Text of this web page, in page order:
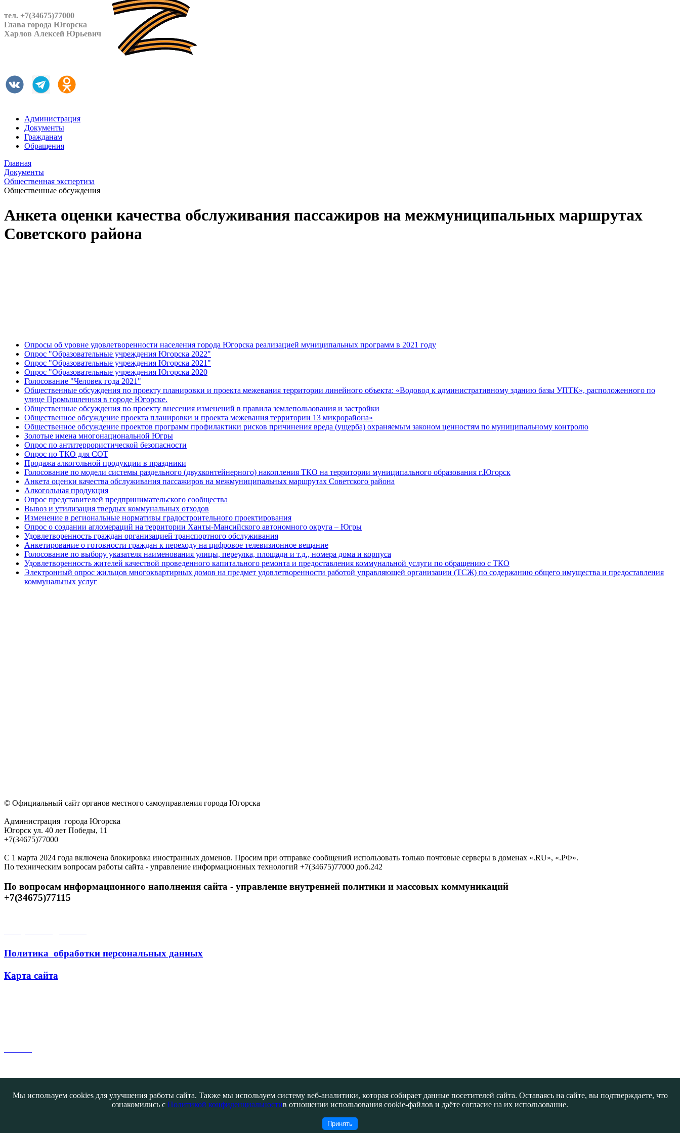
тел. +7(34675)77000
Глава города Югорска
Харлов Алексей Юрьевич
Администрация
Документы
Гражданам
Обращения
Главная
Документы
Общественная экспертиза
Общественные обсуждения
Анкета оценки качества обслуживания пассажиров на межмуниципальных маршрутах
Советского района
Опросы об уровне удовлетворенности населения города Югорска реализацией муниципальных программ в 2021 году
Опрос "Образовательные учреждения Югорска 2022"
Опрос "Образовательные учреждения Югорска 2021"
Опрос "Образовательные учреждения Югорска 2020
Голосование "Человек года 2021"
Общественные обсуждения по проекту планировки и проекта межевания территории линейного объекта: «Водовод к административному зданию базы УПТК», расположенного по
улице Промышленная в городе Югорске.
Общественные обсуждения по проекту внесения изменений в правила землепользования и застройки
Общественное обсуждение проекта планировки и проекта межевания территории 13 микрорайона»
Общественное обсуждение проектов программ профилактики рисков причинения вреда (ущерба) охраняемым законом ценностям по муниципальному контролю
Золотые имена многонациональной Югры
Опрос по антитеррористической безопасности
Опрос по ТКО для СОТ
Продажа алкогольной продукции в праздники
Голосование по модели системы раздельного (двухконтейнерного) накопления ТКО на территории муниципального образования г.Югорск
Анкета оценки качества обслуживания пассажиров на межмуниципальных маршрутах Советского района
Алкогольная продукция
Опрос представителей предпринимательского сообщества
Вывоз и утилизация твердых коммунальных отходов
Изменение в региональные нормативы градостроительного проектирования
Опрос о создании агломераций на территории Ханты-Мансийского автономного округа – Югры
Удовлетворенность граждан организацией транспортного обслуживания
Анкетирование о готовности граждан к переходу на цифровое телевизионное вещание
Голосование по выбору указателя наименования улицы, переулка, площади и т.д., номера дома и корпуса
Удовлетворенность жителей качествой проведенного капитального ремонта и предоставления коммунальной услуги по обращению с ТКО
Электронный опрос жильцов многоквартирных домов на предмет удовлетворенности работой управляющей организации (ТСЖ) по содержанию общего имущества и предоставления
коммунальных услуг
© Официальный сайт органов местного самоуправления города Югорска
Администрация города Югорска
Югорск ул. 40 лет Победы, 11
+7(34675)77000
С 1 марта 2024 года включена блокировка иностранных доменов. Просим при отправке сообщений использовать только почтовые серверы в доменах «.RU», «.РФ».
По техническим вопросам работы сайта - управление информационных технологий +7(34675)77000 доб.242
По вопросам информационного наполнения сайта - управление внутренней политики и массовых коммуникаций
+7(34675)77115
Политика обработки персональных данных
Карта сайта
Мы используем cookies для улучшения работы сайта. Также мы используем систему веб-аналитики, которая собирает данные посетителей сайта. Оставаясь на сайте, вы подтверждаете, что
ознакомились с Политикой конфиденциальностив отношении использования cookie-файлов и даёте согласие на их использование.
Принять